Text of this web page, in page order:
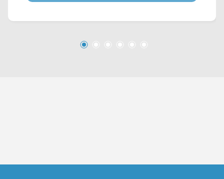
condomínio está próximo à Av. Geraldo Gobo, Av.
Fátima. Esta região conta com Hospital